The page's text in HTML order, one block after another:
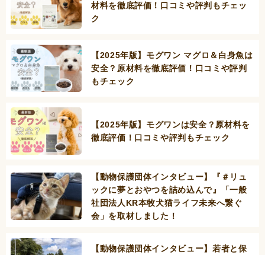
材料を徹底評価！口コミや評判もチェッ
ク
【2025年版】モグワン マグロ＆白身魚は
安全？原材料を徹底評価！口コミや評判
もチェック
【2025年版】モグワンは安全？原材料を
徹底評価！口コミや評判もチェック
【動物保護団体インタビュー】『＃リュ
ックに夢とおやつを詰め込んで』「一般
社団法人KR本牧犬猫ライフ未来へ繋ぐ
会」を取材しました！
【動物保護団体インタビュー】若者と保